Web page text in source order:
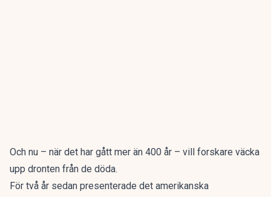
Och nu – när det har gått mer än 400 år – vill forskare väcka
upp dronten från de döda.
För två år sedan presenterade det amerikanska